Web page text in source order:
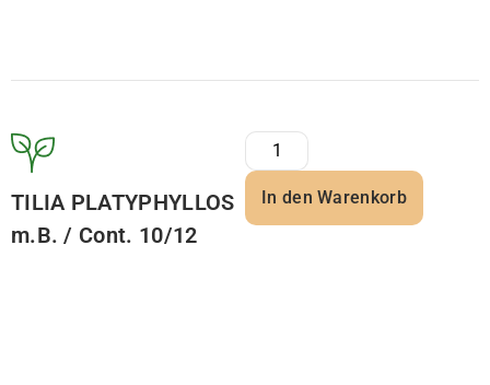
TILIA PLATYPHYLLOS
m.B. / Cont. 10/12
In den Warenkorb